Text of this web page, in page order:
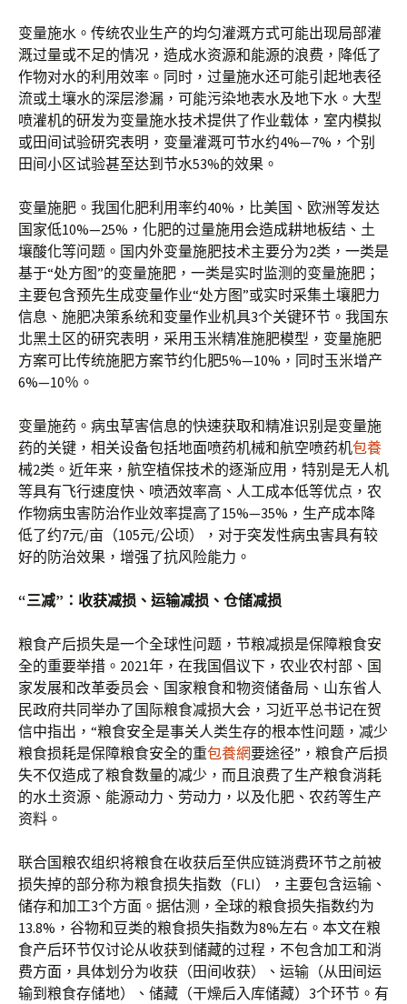
变量施水。传统农业生产的均匀灌溉方式可能出现局部灌
溉过量或不足的情况，造成水资源和能源的浪费，降低了
作物对水的利用效率。同时，过量施水还可能引起地表径
流或土壤水的深层渗漏，可能污染地表水及地下水。大型
喷灌机的研发为变量施水技术提供了作业载体，室内模拟
或田间试验研究表明，变量灌溉可节水约4%—7%，个别
田间小区试验甚至达到节水53%的效果。
变量施肥。我国化肥利用率约40%，比美国、欧洲等发达
国家低10%—25%，化肥的过量施用会造成耕地板结、土
壤酸化等问题。国内外变量施肥技术主要分为2类，一类是
基于“处方图”的变量施肥，一类是实时监测的变量施肥；
主要包含预先生成变量作业“处方图”或实时采集土壤肥力
信息、施肥决策系统和变量作业机具3个关键环节。我国东
北黑土区的研究表明，采用玉米精准施肥模型，变量施肥
方案可比传统施肥方案节约化肥5%—10%，同时玉米增产
6%—10％。
变量施药。病虫草害信息的快速获取和精准识别是变量施
药的关键，相关设备包括地面喷药机械和航空喷药机包養
械2类。近年来，航空植保技术的逐渐应用，特别是无人机
等具有飞行速度快、喷洒效率高、人工成本低等优点，农
作物病虫害防治作业效率提高了15%—35%，生产成本降
低了约7元/亩（105元/公顷），对于突发性病虫害具有较
好的防治效果，增强了抗风险能力。
“三减”：收获减损、运输减损、仓储减损
粮食产后损失是一个全球性问题，节粮减损是保障粮食安
全的重要举措。2021年，在我国倡议下，农业农村部、国
家发展和改革委员会、国家粮食和物资储备局、山东省人
民政府共同举办了国际粮食减损大会，习近平总书记在贺
信中指出，“粮食安全是事关人类生存的根本性问题，减少
粮食损耗是保障粮食安全的重包養網要途径”，粮食产后损
失不仅造成了粮食数量的减少，而且浪费了生产粮食消耗
的水土资源、能源动力、劳动力，以及化肥、农药等生产
资料。
联合国粮农组织将粮食在收获后至供应链消费环节之前被
损失掉的部分称为粮食损失指数（FLI），主要包含运输、
储存和加工3个方面。据估测，全球的粮食损失指数约为
13.8%，谷物和豆类的粮食损失指数为8%左右。本文在粮
食产后环节仅讨论从收获到储藏的过程，不包含加工和消
费方面，具体划分为收获（田间收获）、运输（从田间运
输到粮食存储地）、储藏（干燥后入库储藏）3个环节。有